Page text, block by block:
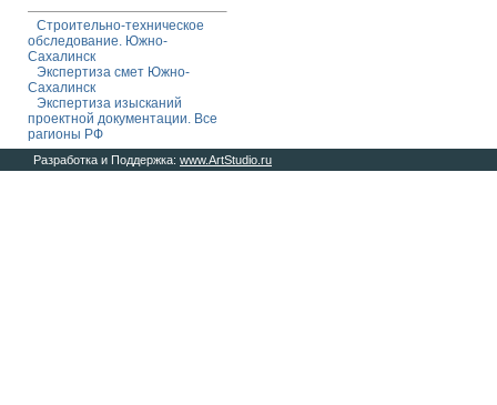
Строительно-техническое
обследование. Южно-
Сахалинск
Экспертиза смет Южно-
Сахалинск
Экспертиза изысканий
проектной документации. Все
рагионы РФ
Разработка и Поддержка: www.ArtStudio.ru